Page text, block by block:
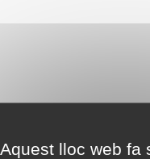
Aquest lloc web fa